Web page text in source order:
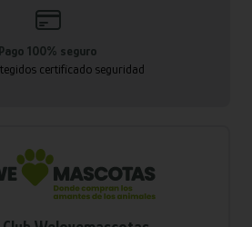
Pago 100% seguro
certificado seguridad